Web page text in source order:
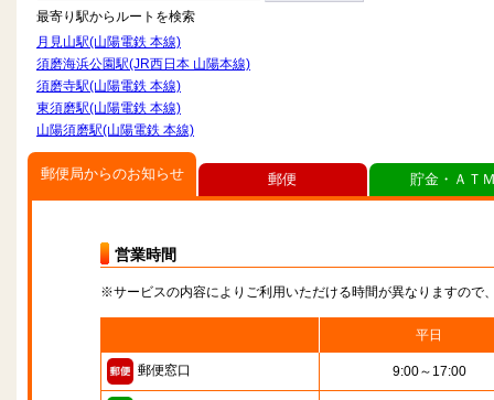
最寄り駅からルートを検索
月見山駅(山陽電鉄 本線)
須磨海浜公園駅(JR西日本 山陽本線)
須磨寺駅(山陽電鉄 本線)
東須磨駅(山陽電鉄 本線)
山陽須磨駅(山陽電鉄 本線)
郵便局からのお知らせ
営業時間
※サービスの内容によりご利用いただける時間が異なりますので
平日
郵便窓口 9:00～17:00
郵便 貯金・ＡＴ